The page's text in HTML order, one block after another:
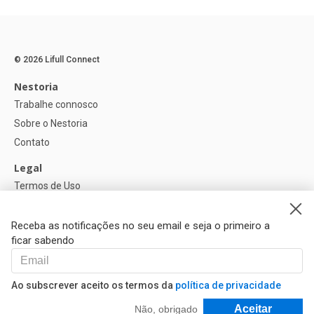
Receba as notificações no seu email e seja o primeiro a
ficar sabendo
Ao subscrever aceito os termos da política de privacidade
Não, obrigado Aceitar
Filtrar e Classificar
© 2026 Lifull Connect
Nestoria
Trabalhe connosco
Sobre o Nestoria
Contato
Legal
Termos de Uso
Política de Cookies
Ajuda
FAQ
Nossos Parceiros